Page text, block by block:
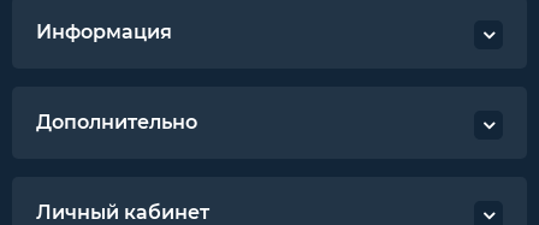
Информация
Дополнительно
Личный кабинет